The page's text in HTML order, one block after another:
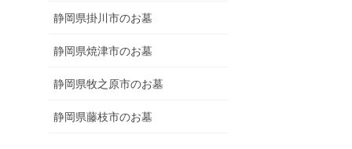
静岡県掛川市のお墓
静岡県焼津市のお墓
静岡県牧之原市のお墓
静岡県藤枝市のお墓